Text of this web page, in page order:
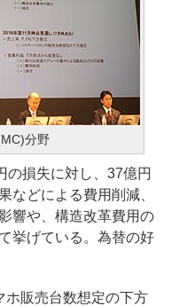
分野
損失に対し、37億円
などによる費用削減、
響や、構造改革費用の
挙げている。為替の好
販売台数想定の下方